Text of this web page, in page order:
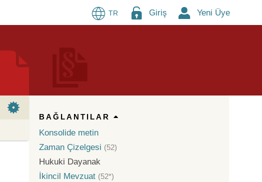
TR Giriş Yeni Üye
BAĞLANTILAR
Konsolide metin
Zaman Çizelgesi (52)
Hukuki Dayanak
İkincil Mevzuat (52*)